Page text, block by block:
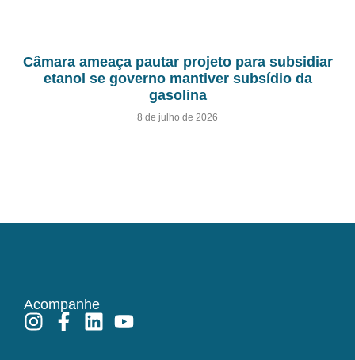
Câmara ameaça pautar projeto para subsidiar
etanol se governo mantiver subsídio da
gasolina
8 de julho de 2026
Acompanhe